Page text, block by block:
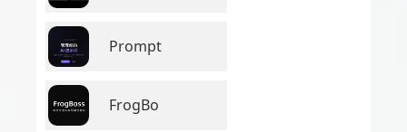
Prompt
FrogBo